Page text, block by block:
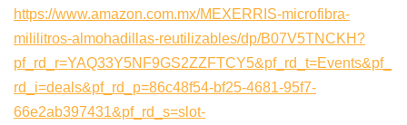
https://www.amazon.com.mx/MEXERRIS-microfibra-
mililitros-almohadillas-reutilizables/dp/B07V5TNCKH?
pf_rd_r=YAQ33Y5NF9GS2ZZFTCY5&pf_rd_t=Events&pf_
rd_i=deals&pf_rd_p=86c48f54-bf25-4681-95f7-
66e2ab397431&pf_rd_s=slot-